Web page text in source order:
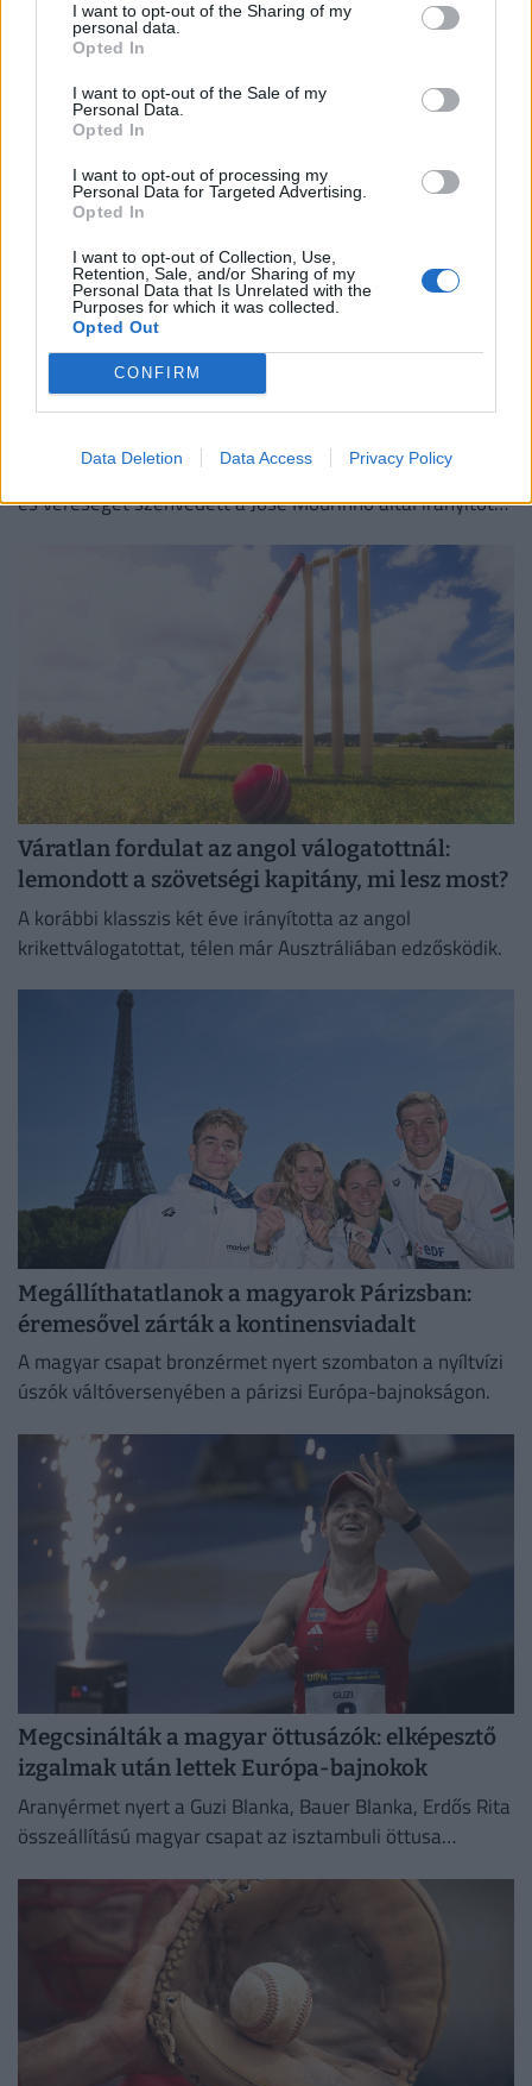
I want to opt-out of the Sharing of my
personal data.
Opted In
I want to opt-out of the Sale of my
Personal Data.
Opted In
I want to opt-out of processing my
Personal Data for Targeted Advertising.
Opted In
I want to opt-out of Collection, Use,
Retention, Sale, and/or Sharing of my
Personal Data that Is Unrelated with the
Purposes for which it was collected.
Opted Out
CONFIRM
Data Deletion Data Access Privacy Policy
Ma két mérkőzéssel folytatódik az OTP Bank Liga:
délután a Paks fogadja a Honvédot, este pedig keleti
rangadó vár a szurkolókra Debrecenben.
A közönség járt jól: kikapott a Fradi a Realtól,
A Ferencváros hazai pályán, csaknem telt ház előtt 2–1-
es vereséget szenvedett a José Mourinho által irányított
Váratlan fordulat az angol válogatottnál:
lemondott a szövetségi kapitány, mi lesz most?
A korábbi klasszis két éve irányította az angol
krikettválogatottat, télen már Ausztráliában edzősködik.
Megállíthatatlanok a magyarok Párizsban:
éremesővel zárták a kontinensviadalt
A magyar csapat bronzérmet nyert szombaton a nyíltvízi
úszók váltóversenyében a párizsi Európa-bajnokságon.
Megcsinálták a magyar öttusázók: elképesztő
izgalmak után lettek Európa-bajnokok
Aranyérmet nyert a Guzi Blanka, Bauer Blanka, Erdős Rita
összeállítású magyar csapat az isztambuli öttusa